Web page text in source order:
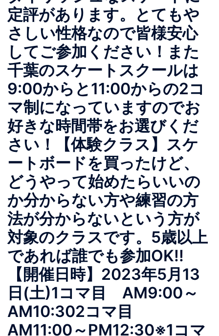
定評があります。とてもや
さしい性格なので皆様安心
してご参加ください！また
千葉のスケートスクールは
9:00からと11:00からの2コ
マ制になっていますのでお
好きな時間帯をお選びくだ
さい！【体験クラス】スケ
ートボードを買ったけど、
どうやって始めたらいいの
か分からない方や練習の方
法が分からないという方が
対象のクラスです。5歳以上
であれば誰でも参加OK!!
【開催日時】2023年5月13
日(土)1コマ目 AM9:00～
AM10:302コマ目
AM11:00～PM12:30※1コマ